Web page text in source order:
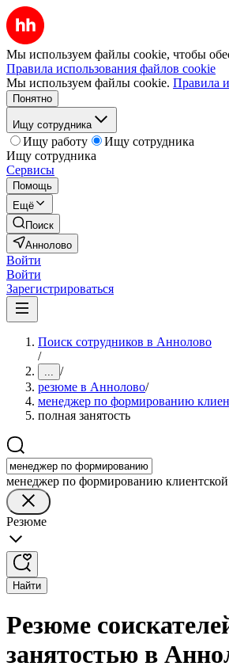
Мы используем файлы cookie, чтобы
Правила использования файлов cookie
Мы используем файлы cookie. Правила
Понятно
Ищу сотрудника
Ищу работу
Ищу сотрудника
Ищу сотрудника
Сервисы
Помощь
Ещё
Поиск
Аннолово
Войти
Войти
Зарегистрироваться
Поиск сотрудников в Аннолово
/
... /
резюме в Аннолово/
менеджер по формированию
полная занятость
менеджер по формированию
Резюме
Найти
Резюме
занятостью в